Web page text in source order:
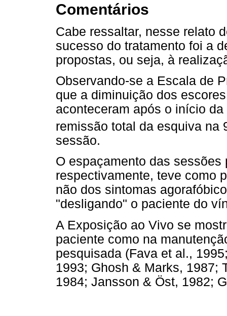
Comentários
Cabe ressaltar, nesse relato
sucesso do tratamento foi a
propostas, ou seja, à
Observando-se a Escala de
que a diminuição dos
aconteceram após o início
remissão total da esquiva na
sessão.
O espaçamento das sessões
respectivamente, teve como
não dos sintomas
"desligando" o paciente do
A Exposição ao Vivo se
paciente como na
pesquisada (Fava et al.,
1993; Ghosh & Marks, 1987;
1984; Jansson & Öst, 1982;